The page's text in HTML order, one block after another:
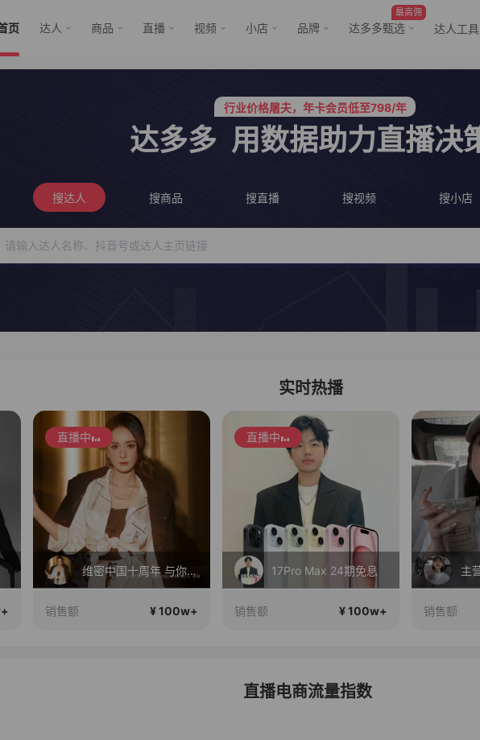
页 达人 商品 直播 视频 小店 品牌
最高佣
达多多甄选 达人工具
服务三只羊、董先生等行业头部客户
行业价格屠夫，年卡会员低至798/年
行业价格屠夫，年卡会员低至798/年
达多多 用数据助力直播决
搜达人 搜商品 搜直播 搜视频 搜小店
实时热播
维密中国十周年 与你如此闪耀 抖音超级品牌日
直播中
17Pro Max 24期免息
销售额 ¥ 100w+
主营欧货穿搭
销售额 ¥ 100w+
夏
销售额
直播电商流量指数